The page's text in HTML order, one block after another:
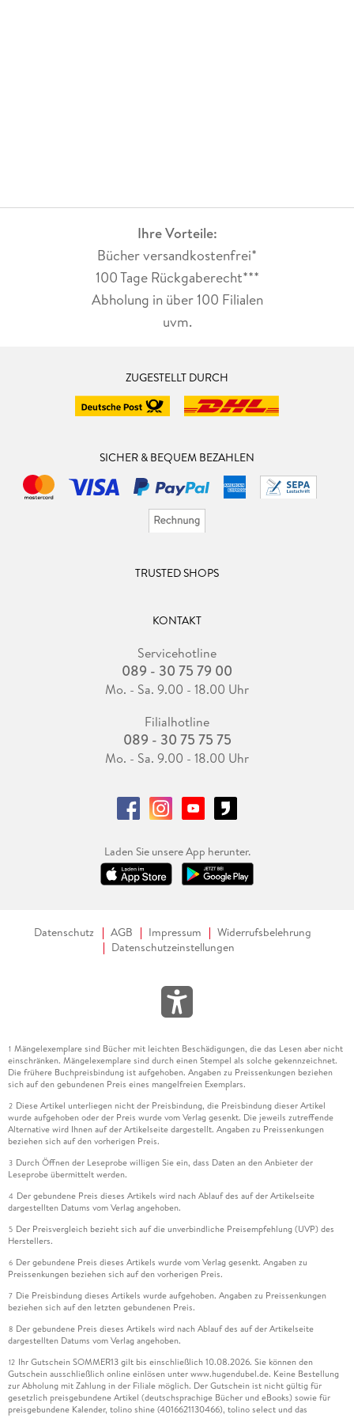
Ihre Vorteile:
Bücher versandkostenfrei*
100 Tage Rückgaberecht***
Abholung in über 100 Filialen
uvm.
ZUGESTELLT DURCH
SICHER & BEQUEM BEZAHLEN
TRUSTED SHOPS
KONTAKT
Servicehotline
089 - 30 75 79 00
Mo. - Sa. 9.00 - 18.00 Uhr
Filialhotline
089 - 30 75 75 75
Mo. - Sa. 9.00 - 18.00 Uhr
Laden Sie unsere App herunter.
Datenschutz AGB Impressum
Widerrufsbelehrung
Datenschutzeinstellungen
1 Mängelexemplare sind Bücher mit leichten Beschädigungen, die das Lesen aber nicht
einschränken. Mängelexemplare sind durch einen Stempel als solche gekennzeichnet.
Die frühere Buchpreisbindung ist aufgehoben. Angaben zu Preissenkungen beziehen
sich auf den gebundenen Preis eines mangelfreien Exemplars.
2 Diese Artikel unterliegen nicht der Preisbindung, die Preisbindung dieser Artikel
wurde aufgehoben oder der Preis wurde vom Verlag gesenkt. Die jeweils zutreffende
Alternative wird Ihnen auf der Artikelseite dargestellt. Angaben zu Preissenkungen
beziehen sich auf den vorherigen Preis.
3 Durch Öffnen der Leseprobe willigen Sie ein, dass Daten an den Anbieter der
Leseprobe übermittelt werden.
4 Der gebundene Preis dieses Artikels wird nach Ablauf des auf der Artikelseite
dargestellten Datums vom Verlag angehoben.
5 Der Preisvergleich bezieht sich auf die unverbindliche Preisempfehlung (UVP) des
Herstellers.
6 Der gebundene Preis dieses Artikels wurde vom Verlag gesenkt. Angaben zu
Preissenkungen beziehen sich auf den vorherigen Preis.
7 Die Preisbindung dieses Artikels wurde aufgehoben. Angaben zu Preissenkungen
beziehen sich auf den letzten gebundenen Preis.
8 Der gebundene Preis dieses Artikels wird nach Ablauf des auf der Artikelseite
dargestellten Datums vom Verlag angehoben.
12 Ihr Gutschein SOMMER13 gilt bis einschließlich 10.08.2026. Sie können den
Gutschein ausschließlich online einlösen unter www.hugendubel.de. Keine Bestellung
zur Abholung mit Zahlung in der Filiale möglich. Der Gutschein ist nicht gültig für
gesetzlich preisgebundene Artikel (deutschsprachige Bücher und eBooks) sowie für
preisgebundene Kalender, tolino shine (4016621130466), tolino select und das